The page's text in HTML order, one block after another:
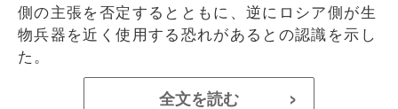
側の主張を否定するとともに、逆にロシア側が生
物兵器を近く使用する恐れがあるとの認識を示し
た。
全文を読む >